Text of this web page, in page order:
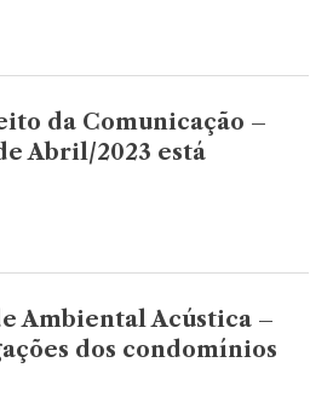
da Comunicação –
Abril/2023 está
Ambiental Acústica –
dos condomínios